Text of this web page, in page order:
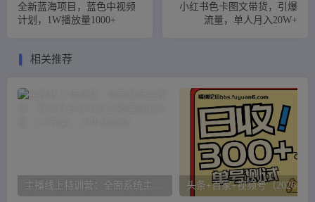
全新蓝海项目，蓝色中视频
计划，1W播放量1000+
小红书色卡图文带货，引爆
流量，单人月入20W+
相关推荐